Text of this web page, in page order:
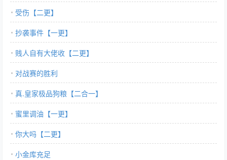
受伤【二更】
抄袭事件【一更】
贱人自有大佬收【二更】
对战赛的胜利
真.皇家极品狗粮【二合一】
蜜里调油【一更】
你大吗【二更】
小金库充足